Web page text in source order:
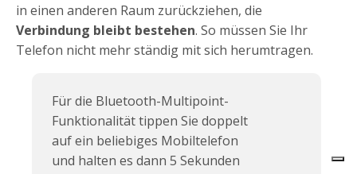
in einen anderen Raum zurückziehen, die
Verbindung bleibt bestehen. So müssen Sie Ihr
Telefon nicht mehr ständig mit sich herumtragen.
Für die Bluetooth-Multipoint-
Funktionalität tippen Sie doppelt
auf ein beliebiges Mobiltelefon
und halten es dann 5 Sekunden
JBL Live Flex 3
Bewertung:3.9/5